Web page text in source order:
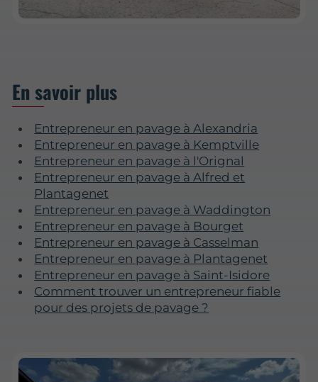
En savoir plus
Entrepreneur en pavage à Alexandria
Entrepreneur en pavage à Kemptville
Entrepreneur en pavage à l'Orignal
Entrepreneur en pavage à Alfred et
Plantagenet
Entrepreneur en pavage à Waddington
Entrepreneur en pavage à Bourget
Entrepreneur en pavage à Casselman
Entrepreneur en pavage à Plantagenet
Entrepreneur en pavage à Saint-Isidore
Comment trouver un entrepreneur fiable
pour des projets de pavage ?